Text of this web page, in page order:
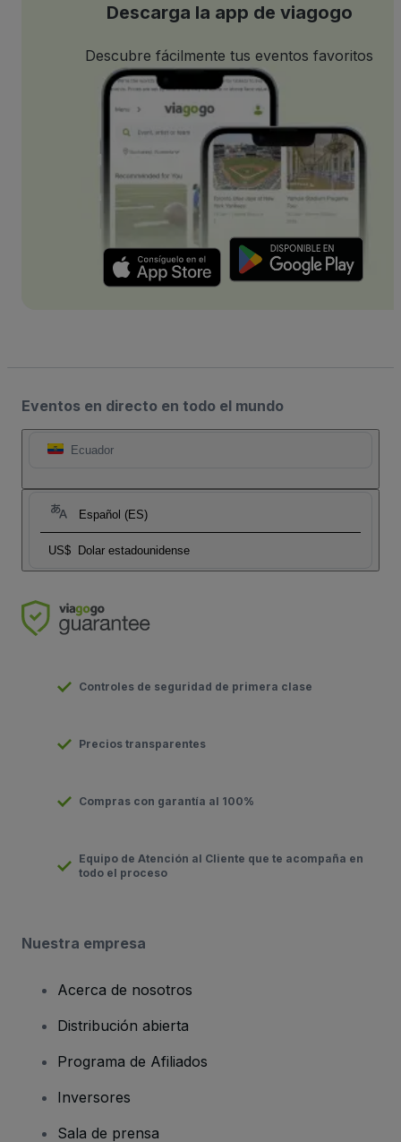
Descarga la app de viagogo
Descubre fácilmente tus eventos favoritos
Eventos en directo en todo el mundo
Ecuador
Español (ES)
US$ Dolar estadounidense
Controles de seguridad de primera clase
Precios transparentes
Compras con garantía al 100%
Equipo de Atención al Cliente que te acompaña en
todo el proceso
Nuestra empresa
Acerca de nosotros
Distribución abierta
Programa de Afiliados
Inversores
Sala de prensa